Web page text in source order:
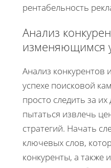
рентабельность
Анализ
изменяющимся
Анализ конкурентов
успехе поисковой
просто следить за
пытаться извлечь
стратегий. Начать
ключевых слов,
конкуренты, а также